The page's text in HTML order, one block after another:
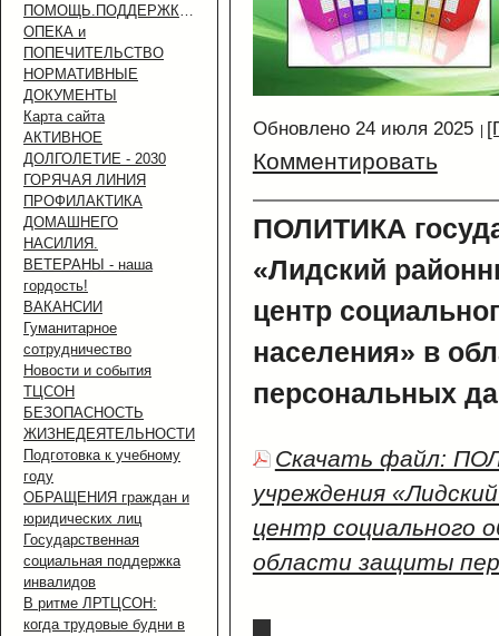
ПОМОЩЬ.ПОДДЕРЖКА.УСЛУГИ.
ОПЕКА и
ПОПЕЧИТЕЛЬСТВО
НОРМАТИВНЫЕ
ДОКУМЕНТЫ
Карта сайта
АКТИВНОЕ
ДОЛГОЛЕТИЕ - 2030
ГОРЯЧАЯ ЛИНИЯ
ПРОФИЛАКТИКА
ДОМАШНЕГО
НАСИЛИЯ.
ВЕТЕРАНЫ - наша
гордость!
ВАКАНСИИ
Гуманитарное
сотрудничество
Новости и события
ТЦСОН
БЕЗОПАСНОСТЬ
ЖИЗНЕДЕЯТЕЛЬНОСТИ
Подготовка к учебному
году
ОБРАЩЕНИЯ граждан и
юридических лиц
Государственная
социальная поддержка
инвалидов
В ритме ЛРТЦСОН:
когда трудовые будни в
Обновлено 24 июля 2025
Комментировать
ПОЛИТИКА
«Лидский
центр
населения» в
персональных
Скачать файл:
учреждения
центр социального
области защиты